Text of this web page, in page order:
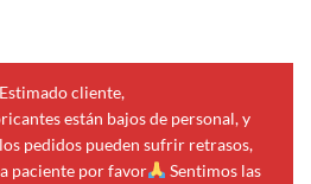
Estimado cliente,
están bajos de personal, y
pedidos pueden sufrir retrasos,
paciente por favor
Sentimos las